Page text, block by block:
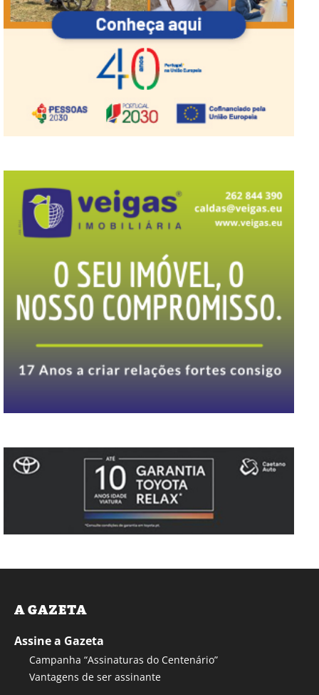
A GAZETA
Assine a Gazeta
Campanha “Assinaturas do Centenário”
Vantagens de ser assinante